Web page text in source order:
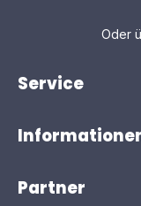
Oder
Service
Partner